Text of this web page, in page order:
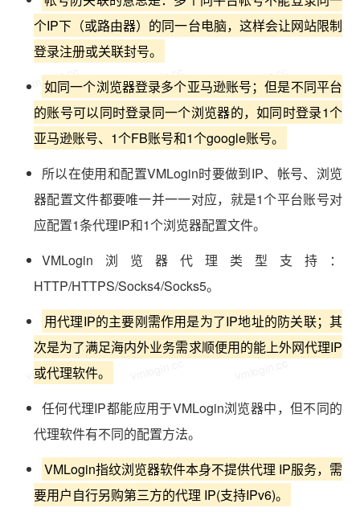
个IP下（或路由器）的同一台电脑，这样会让网站限制
登录注册或关联封号。
如同一个浏览器登录多个亚马逊账号；但是不同平台
的账号可以同时登录同一个浏览器的，如同时登录1个
亚马逊账号、1个FB账号和1个google账号。
所以在使用和配置VMLogin时要做到IP、帐号、浏览
器配置文件都要唯一并一一对应，就是1个平台账号对
应配置1条代理IP和1个浏览器配置文件。
VMLogin浏览器代理类型支持：
HTTP/HTTPS/Socks4/Socks5。
用代理IP的主要刚需作用是为了IP地址的防关联；其
次是为了满足海内外业务需求顺便用的能上外网代理IP
或代理软件。
任何代理IP都能应用于VMLogin浏览器中，但不同的
代理软件有不同的配置方法。
VMLogin指纹浏览器软件本身不提供代理 IP服务，需
要用户自行另购第三方的代理 IP(支持IPv6)。
vmlogin.cc vmlogin.cc vmlogin.cc
vmlogin.cc vmlogin.cc vmlogin.cc